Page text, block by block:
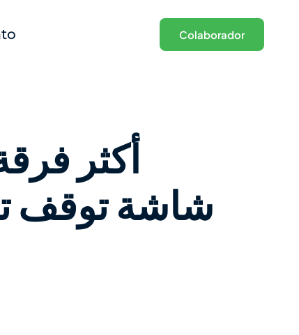
Colaborador
شاشة توقف